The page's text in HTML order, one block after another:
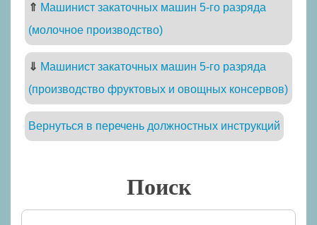
⇑ Машинист закаточных машин 5-го разряда
(молочное производство)
⇓ Машинист закаточных машин 5-го разряда
(производство фруктовых и овощных консервов)
Вернуться в перечень должностных инструкций
Поиск